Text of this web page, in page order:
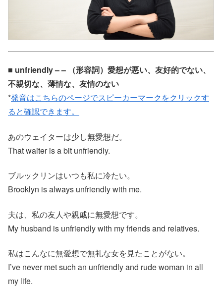
■ unfriendly – – （形容詞）愛想が悪い、友好的でない、
不親切な、薄情な、友情のない
*発音はこちらのページでスピーカーマークをクリックす
ると確認できます。
あのウェイターは少し無愛想だ。
That waiter is a bit unfriendly.
ブルックリンはいつも私に冷たい。
Brooklyn is always unfriendly with me.
夫は、私の友人や親戚に無愛想です。
My husband is unfriendly with my friends and relatives.
私はこんなに無愛想で無礼な女を見たことがない。
I’ve never met such an unfriendly and rude woman in all
my life.